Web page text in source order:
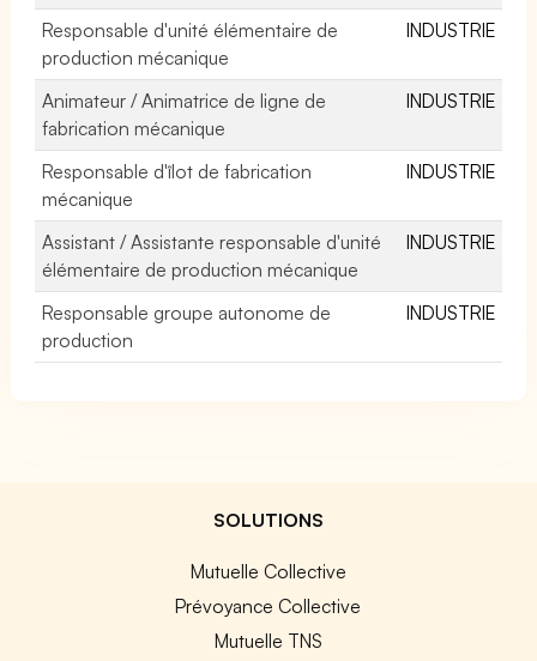
Responsable d'unité élémentaire de
production mécanique
INDUSTRIE
Animateur / Animatrice de ligne de
fabrication mécanique
INDUSTRIE
Responsable d'îlot de fabrication
mécanique
INDUSTRIE
Assistant / Assistante responsable d'unité
élémentaire de production mécanique
INDUSTRIE
Responsable groupe autonome de
production
INDUSTRIE
SOLUTIONS
Mutuelle Collective
Prévoyance Collective
Mutuelle TNS